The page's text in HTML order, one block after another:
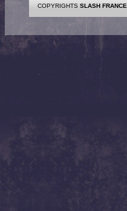
COPYRIGHTS SLASH FRANCE